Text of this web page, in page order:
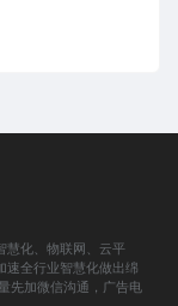
慧化、物联网、云平
速全行业智慧化做出绵
先加微信沟通，广告电